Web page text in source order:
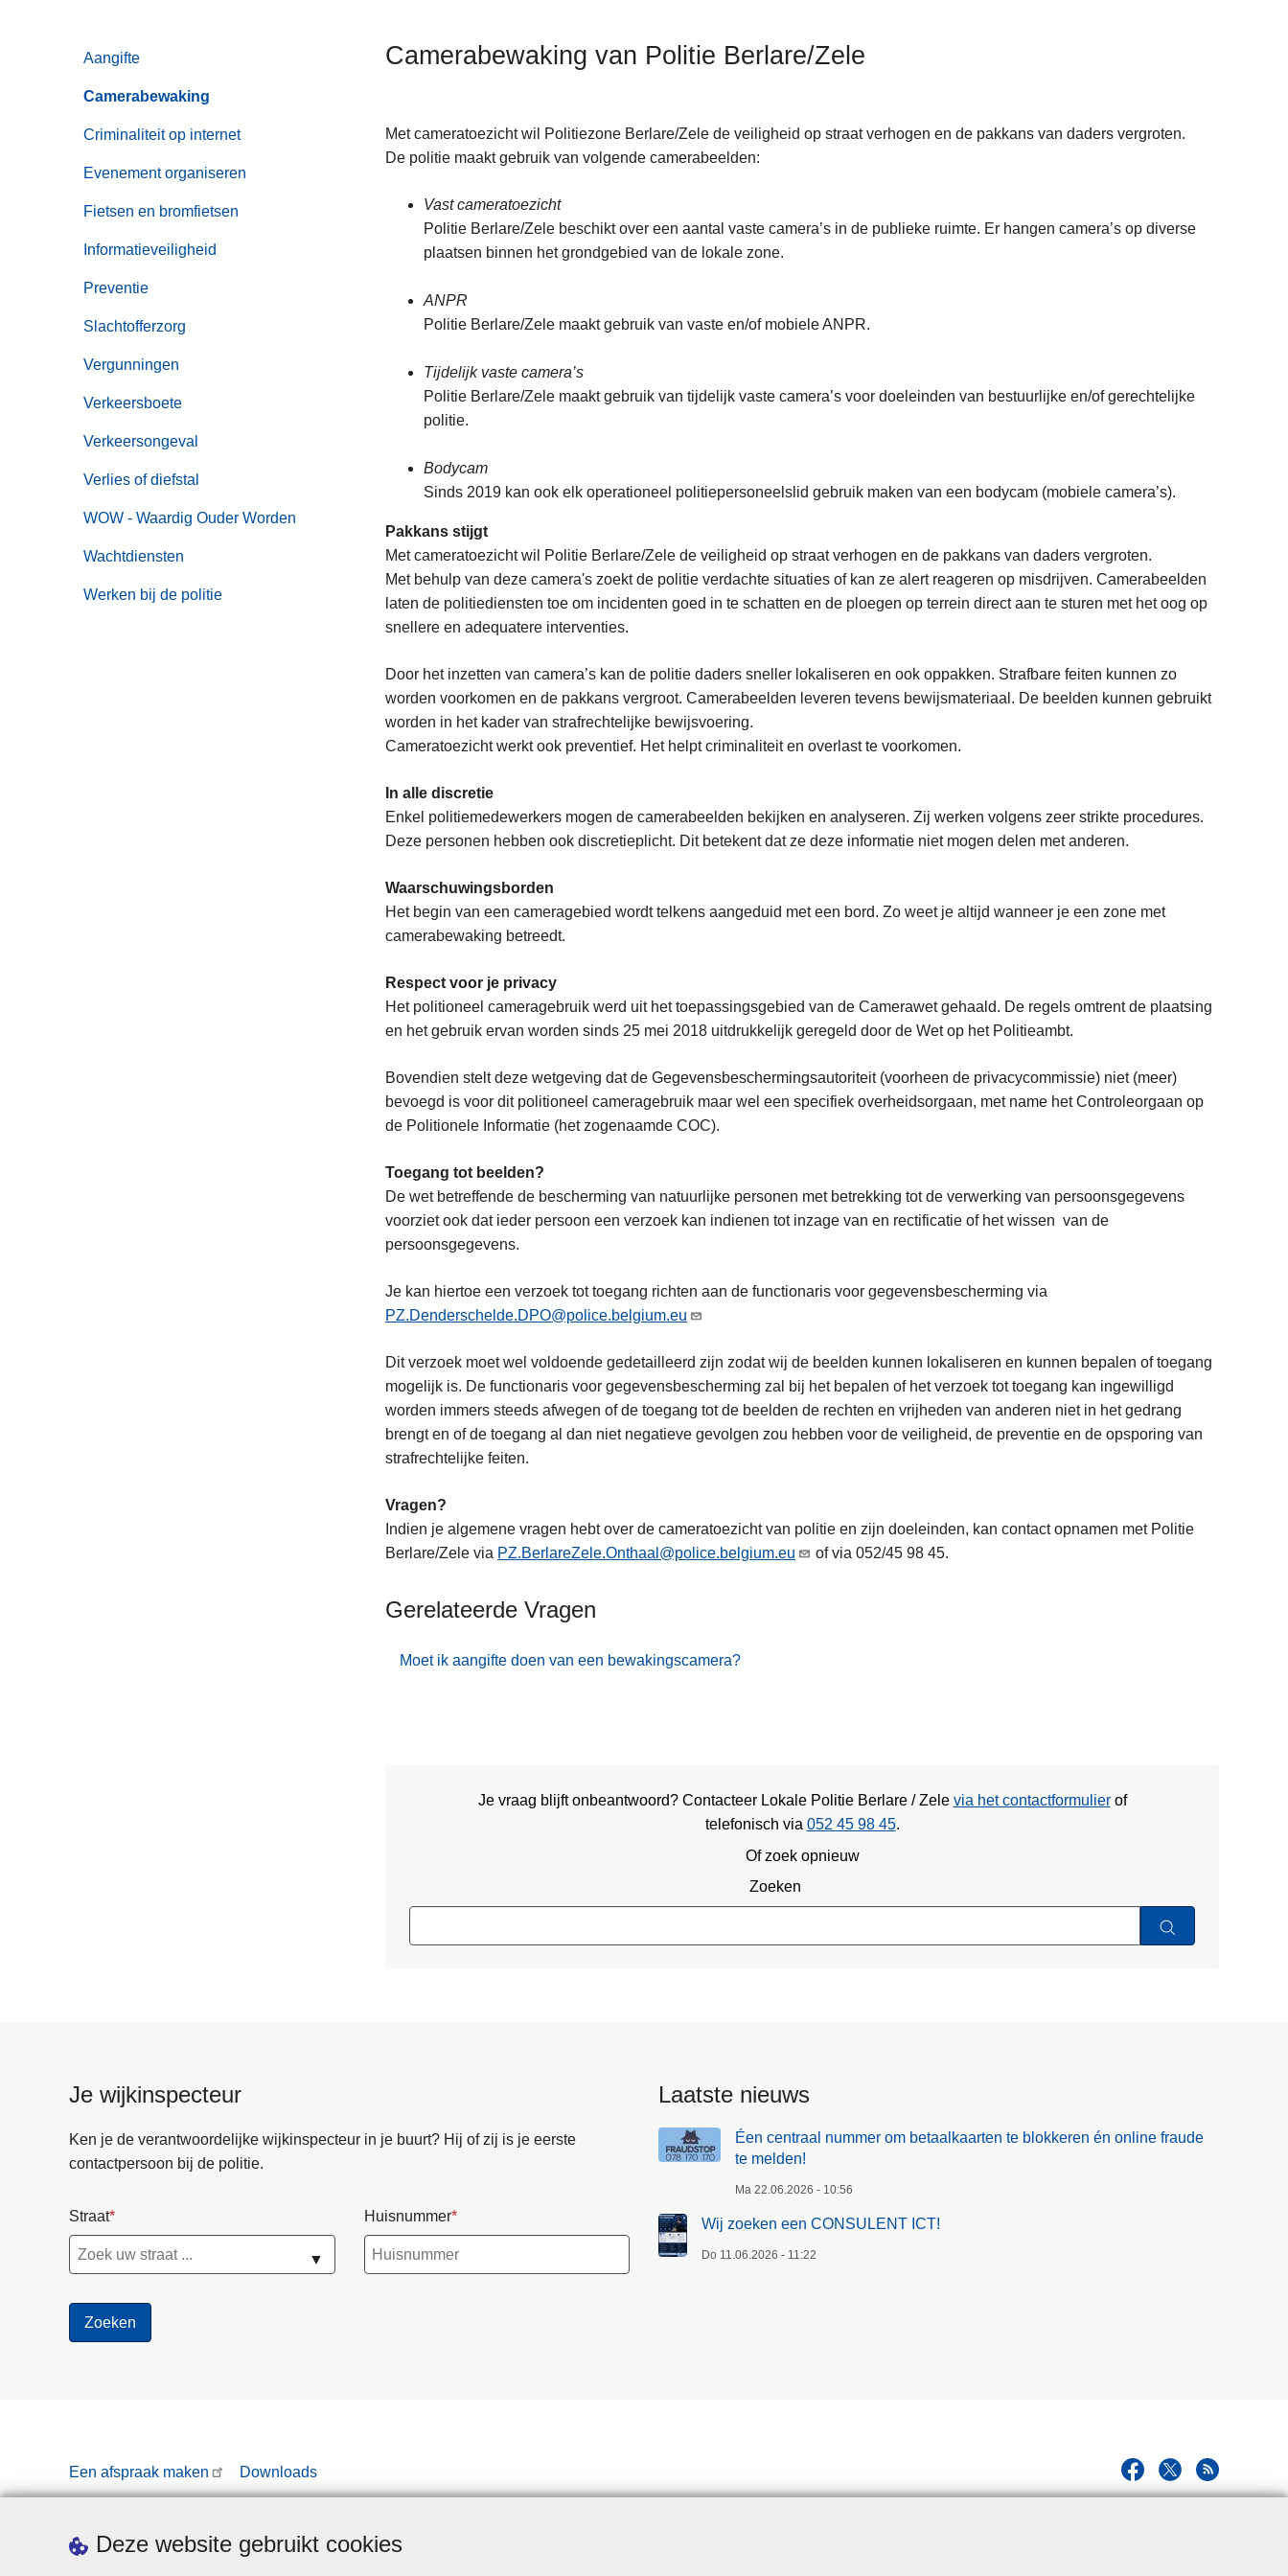
Deze website gebruikt cookies
Aangifte
Camerabewaking
Criminaliteit op internet
Evenement organiseren
Fietsen en bromfietsen
Informatieveiligheid
Preventie
Slachtofferzorg
Vergunningen
Verkeersboete
Verkeersongeval
Verlies of diefstal
WOW - Waardig Ouder Worden
Wachtdiensten
Werken bij de politie
Camerabewaking van Politie Berlare/Zele
Met cameratoezicht wil Politiezone Berlare/Zele de veiligheid op straat verhogen en de pakkans van daders vergroten.
De politie maakt gebruik van volgende camerabeelden:
Vast cameratoezicht
Politie Berlare/Zele beschikt over een aantal vaste camera’s in de publieke ruimte. Er hangen camera’s op diverse
plaatsen binnen het grondgebied van de lokale zone.
ANPR
Politie Berlare/Zele maakt gebruik van vaste en/of mobiele ANPR.
Tijdelijk vaste camera’s
Politie Berlare/Zele maakt gebruik van tijdelijk vaste camera’s voor doeleinden van bestuurlijke en/of gerechtelijke
politie.
Bodycam
Sinds 2019 kan ook elk operationeel politiepersoneelslid gebruik maken van een bodycam (mobiele camera’s).
Pakkans stijgt
Met cameratoezicht wil Politie Berlare/Zele de veiligheid op straat verhogen en de pakkans van daders vergroten.
Met behulp van deze camera's zoekt de politie verdachte situaties of kan ze alert reageren op misdrijven. Camerabeelden
laten de politiediensten toe om incidenten goed in te schatten en de ploegen op terrein direct aan te sturen met het oog op
snellere en adequatere interventies.
Door het inzetten van camera’s kan de politie daders sneller lokaliseren en ook oppakken. Strafbare feiten kunnen zo
worden voorkomen en de pakkans vergroot. Camerabeelden leveren tevens bewijsmateriaal. De beelden kunnen gebruikt
worden in het kader van strafrechtelijke bewijsvoering.
Cameratoezicht werkt ook preventief. Het helpt criminaliteit en overlast te voorkomen.
In alle discretie
Enkel politiemedewerkers mogen de camerabeelden bekijken en analyseren. Zij werken volgens zeer strikte procedures.
Deze personen hebben ook discretieplicht. Dit betekent dat ze deze informatie niet mogen delen met anderen.
Waarschuwingsborden
Het begin van een cameragebied wordt telkens aangeduid met een bord. Zo weet je altijd wanneer je een zone met
camerabewaking betreedt.
Respect voor je privacy
Het politioneel cameragebruik werd uit het toepassingsgebied van de Camerawet gehaald. De regels omtrent de plaatsing
en het gebruik ervan worden sinds 25 mei 2018 uitdrukkelijk geregeld door de Wet op het Politieambt.
Bovendien stelt deze wetgeving dat de Gegevensbeschermingsautoriteit (voorheen de privacycommissie) niet (meer)
bevoegd is voor dit politioneel cameragebruik maar wel een specifiek overheidsorgaan, met name het Controleorgaan op
de Politionele Informatie (het zogenaamde COC).
Toegang tot beelden?
De wet betreffende de bescherming van natuurlijke personen met betrekking tot de verwerking van persoonsgegevens
voorziet ook dat ieder persoon een verzoek kan indienen tot inzage van en rectificatie of het wissen van de
persoonsgegevens.
Je kan hiertoe een verzoek tot toegang richten aan de functionaris voor gegevensbescherming via
PZ.Denderschelde.DPO@police.belgium.eu
Dit verzoek moet wel voldoende gedetailleerd zijn zodat wij de beelden kunnen lokaliseren en kunnen bepalen of toegang
mogelijk is. De functionaris voor gegevensbescherming zal bij het bepalen of het verzoek tot toegang kan ingewilligd
worden immers steeds afwegen of de toegang tot de beelden de rechten en vrijheden van anderen niet in het gedrang
brengt en of de toegang al dan niet negatieve gevolgen zou hebben voor de veiligheid, de preventie en de opsporing van
strafrechtelijke feiten.
Vragen?
Indien je algemene vragen hebt over de cameratoezicht van politie en zijn doeleinden, kan contact opnamen met Politie
Berlare/Zele via PZ.BerlareZele.Onthaal@police.belgium.eu of via 052/45 98 45.
Gerelateerde Vragen
Moet ik aangifte doen van een bewakingscamera?
Je vraag blijft onbeantwoord? Contacteer Lokale Politie Berlare / Zele via het contactformulierof
telefonisch via 052 45 98 45.
Of zoek opnieuw
Zoeken
Je wijkinspecteur
Ken je de verantwoordelijke wijkinspecteur in je buurt? Hij of zij is je eerste
contactpersoon bij de politie.
Straat
▼
Huisnummer
Laatste nieuws
Éen centraal nummer om betaalkaarten te blokkeren én online fraude
te melden!
Ma 22.06.2026 - 10:56
Wij zoeken een CONSULENT ICT!
Do 11.06.2026 - 11:22
Een afspraak maken Downloads